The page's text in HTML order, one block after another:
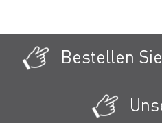
Bestellen